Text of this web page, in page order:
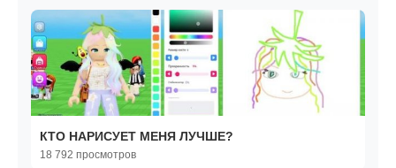
КТО НАРИСУЕТ МЕНЯ ЛУЧШЕ?
18 792 просмотров